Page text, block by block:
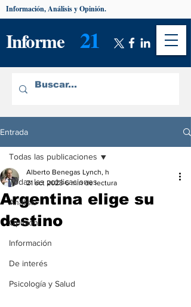
Informe 21
Información, Análisis y Opinión.
Entrada
Todas las publicaciones
Análisis
Opinión
Información
De interés
Psicología y Salud
Todas las publicaciones
Argentina elige su
destino
Alberto Benegas Lynch, h
21 oct 2023 6 min de lectura